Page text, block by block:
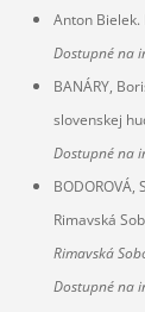
Anton Bielek.
Dostupné na
BANÁRY,
slovenskej
Dostupné na
Rimavská
Rimavská
Dostupné na